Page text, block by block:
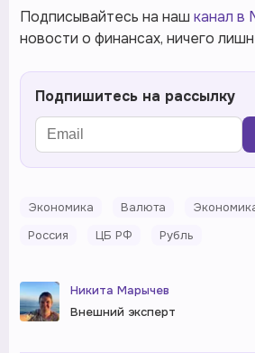
Подписывайтесь на наш канал в
новости о финансах, ничего
Подпишитесь на рассылку
Экономика Валюта
Россия
ЦБ РФ Рубль
Никита Марычев
Внешний эксперт